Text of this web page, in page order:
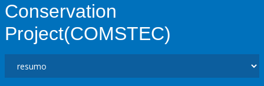
Conservation
Project(COMSTEC)